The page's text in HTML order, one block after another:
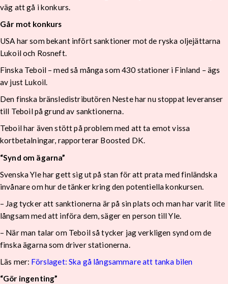
väg att gå i konkurs.
Går mot konkurs
USA har som bekant infört sanktioner mot de ryska oljejättarna
Lukoil och Rosneft.
Finska Teboil – med så många som 430 stationer i Finland – ägs
av just Lukoil.
Den finska bränsledistributören Neste har nu stoppat leveranser
till Teboil på grund av sanktionerna.
Teboil har även stött på problem med att ta emot vissa
kortbetalningar, rapporterar Boosted DK.
“Synd om ägarna”
Svenska Yle har gett sig ut på stan för att prata med finländska
invånare om hur de tänker kring den potentiella konkursen.
– Jag tycker att sanktionerna är på sin plats och man har varit lite
långsam med att införa dem, säger en person till Yle.
– När man talar om Teboil så tycker jag verkligen synd om de
finska ägarna som driver stationerna.
Läs mer: Förslaget: Ska gå långsammare att tanka bilen
“Gör ingenting”